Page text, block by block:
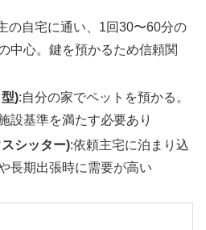
の自宅に通い、1回30〜60分の
中心。鍵を預かるため信頼関
):自分の家でペットを預かる。
設基準を満たす必要あり
シッター):依頼主宅に泊まり込
長期出張時に需要が高い